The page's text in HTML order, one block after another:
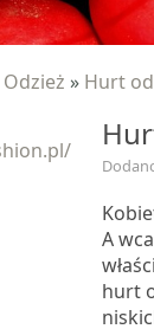
Odzież » Hurt
A
hurt